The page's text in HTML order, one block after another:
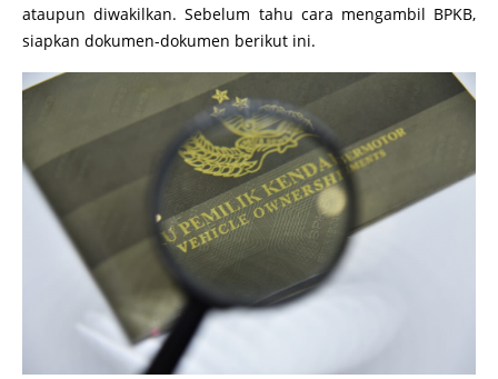
ataupun diwakilkan. Sebelum tahu cara mengambil BPKB,
siapkan dokumen-dokumen berikut ini.